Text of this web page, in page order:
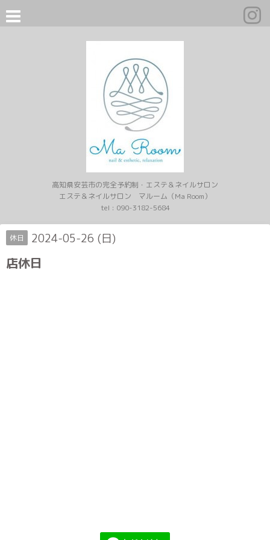
高知県安芸市の完全予約制・エステ＆ネイルサロン
エステ＆ネイルサロン マルーム（Ma Room）
tel : 090-3182-5684
休日 2024-05-26 (日)
店休日